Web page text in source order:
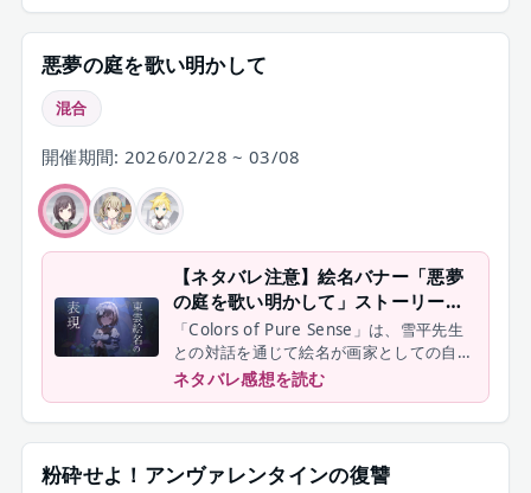
悪夢の庭を歌い明かして
混合
開催期間: 2026/02/28 ~ 03/08
【ネタバレ注意】絵名バナー「悪夢
の庭を歌い明かして」ストーリー振
り返り｜歌を演技で表現するギミッ
クに負けた
「Colors of Pure Sense」は、雪平先生
との対話を通じて絵名が画家としての自分
の武器を自覚し、東美を目指す決意を固め
た回でした。それだけでなく、自撮りアカ
ウントを削除するところまで踏み切った絵
名がその後どう変化したのかが今回のイベ
ントで描かれます。
ネタバレ感想を読む
粉砕せよ！アンヴァレンタインの復讐